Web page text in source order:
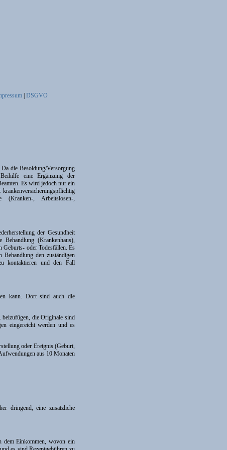
DSGVO
die Besoldung/Versorgung
eine Ergänzung der
Es wird jedoch nur ein
(Kranken-, Arbeitslosen-,
der Gesundheit
(Krankenhaus),
Geburts- oder Todesfällen. Es
den zuständigen
kontaktieren und den Fall
kann. Dort sind auch die
die Originale sind
eingereicht werden und es
oder Ereignis (Geburt,
aus 10 Monaten
dringend, eine zusätzliche
dem Einkommen, wovon ein